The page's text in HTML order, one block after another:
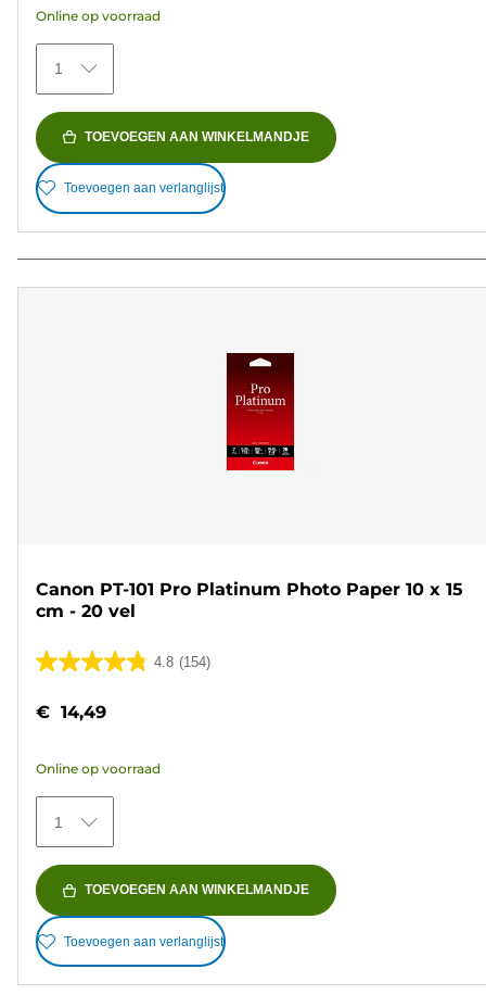
sterren.
79
beoordelingen
Online op voorraad
1
TOEVOEGEN AAN WINKELMANDJE
Toevoegen aan verlanglijst
Canon PT-101 Pro Platinum Photo Paper 10 x 15
cm - 20 vel
4.8 (154)
4.8
de
sterren.
154
beoordelingen
€ 14,49
Online op voorraad
1
TOEVOEGEN AAN WINKELMANDJE
Toevoegen aan verlanglijst